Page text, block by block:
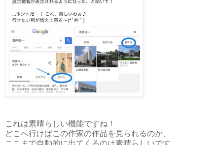
これは素晴らしい機能ですね！
どこへ行けばこの作家の作品を見られるのか、
ここまで自動的に出てくるのは素晴らしいです。